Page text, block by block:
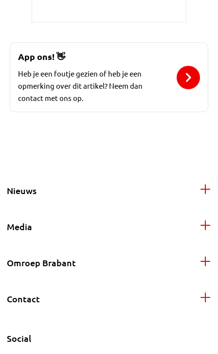
App ons!👋
Heb je een foutje gezien of heb je een
opmerking over dit artikel? Neem dan
contact met ons op.
Nieuws
Media
Omroep Brabant
Contact
Social